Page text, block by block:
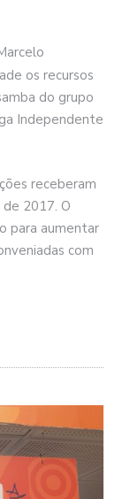
os recursos
do grupo
Independente
receberam
2017. O
para aumentar
com